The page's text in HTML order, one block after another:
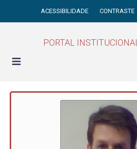
ACESSIBILIDADE CONTRASTE
PORTAL INSTITUCIONAL